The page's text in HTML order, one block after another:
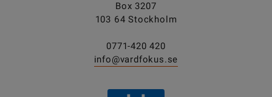
Box 3207
103 64 Stockholm
0771-420 420
info@vardfokus.se